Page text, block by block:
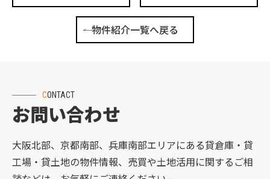
物件紹介一覧へ戻る
CONTACT
お問い合わせ
大阪北部、京都南部、兵庫南部エリアにある貸倉庫・貸
工場・貸土地の物件情報、売買や土地活用に関するご相